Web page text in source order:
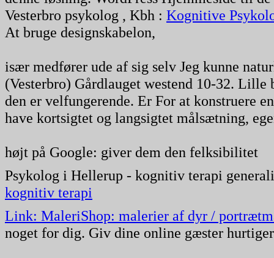
Vesterbro psykolog , Kbh : Kognitive
At bruge designskabelon,
især medfører ude af sig selv Jeg kunne
(Vesterbro) Gårdlauget westend 10-32.
den er velfungerende. Er For at konstruere
have kortsigtet og langsigtet målsætning,
højt på Google: giver dem den felksibilitet
Psykolog i Hellerup - kognitiv terapi
kognitiv terapi
Link: MaleriShop: malerier af dyr /
noget for dig. Giv dine online gæster